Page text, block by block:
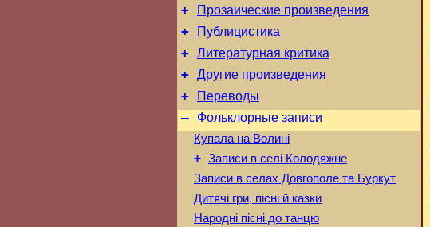
+ Прозаические произведения
+ Публицистика
+ Литературная критика
+ Другие произведения
+ Переводы
– Фольклорные записи
Купала на Волині
+ Записи в селі Колодяжне
Записи в селах Довгополе та Буркут
Дитячі гри, пісні й казки
Народні пісні до танцю